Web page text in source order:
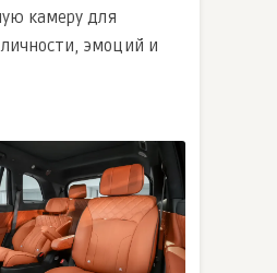
камеру для
эмоций и